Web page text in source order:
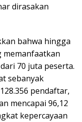
dirasakan
bahwa hingga
memanfaatkan
70 juta peserta.
sebanyak
pendaftar,
mencapai 96,12
kepercayaan